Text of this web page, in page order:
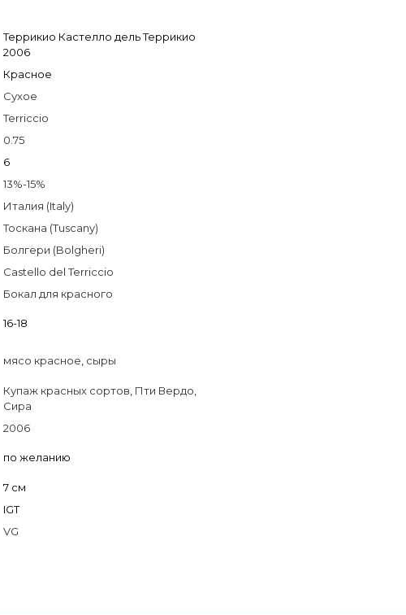
Террикио Кастелло дель Террикио
2006
Красное
Сухое
Terriccio
0.75
6
13%-15%
Италия (Italy)
Тоскана (Tuscany)
Болгери (Bolgheri)
Castello del Terriccio
Бокал для красного
16-18
мясо красное сыры
Купаж красных сортов Пти Вердо
Сира
2006
по желанию
7 см
IGT
VG